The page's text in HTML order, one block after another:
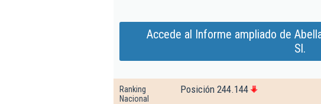
Accede al Informe ampliado de
Sl.
Ranking
Nacional
Posición 244.144